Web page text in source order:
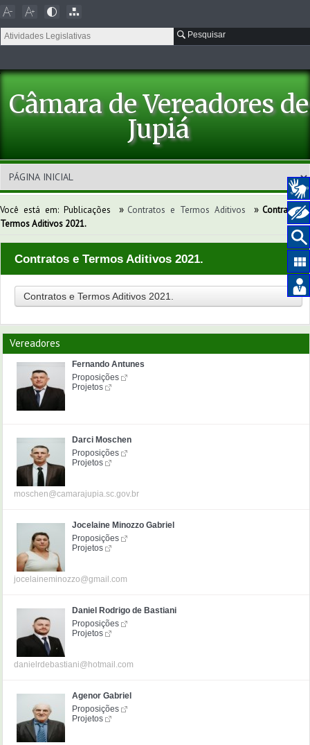
Pesquisar
Câmara de Vereadores de
Jupiá
Você está em: Publicações » Contratos e Termos Aditivos » Contratos e
Termos Aditivos 2021.
Contratos e Termos Aditivos 2021.
Contratos e Termos Aditivos 2021.
Vereadores
Fernando Antunes
Proposições
Projetos
Darci Moschen
Proposições
Projetos
moschen@camarajupia.sc.gov.br
Jocelaine Minozzo Gabriel
Proposições
Projetos
jocelaineminozzo@gmail.com
Daniel Rodrigo de Bastiani
Proposições
Projetos
danielrdebastiani@hotmail.com
Agenor Gabriel
Proposições
Projetos